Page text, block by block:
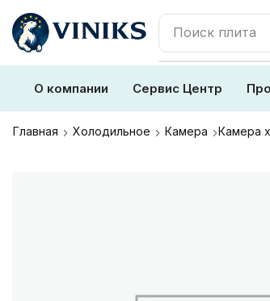
Поиск плита
О компании Сервис Центр
Главная Холодильное Камера Камера